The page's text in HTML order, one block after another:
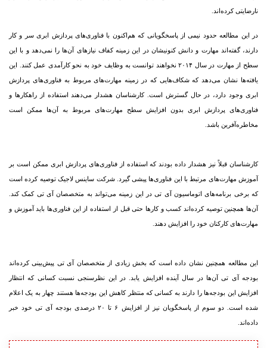
نارضایتی کرده‌‏اند.
در این مطالعه حدود نیمی از پاسخگویانی که هم‌‏اکنون با فناوری‏‌های پردازش ابری سر و کار
دارند، گفته‌‏اند مهارت و دانش کنونی‏شان در این زمینه کفاف نیازهای آن‌ها را نمی‌‏دهد و با این
سطح از مهارت در سال ۲۰۱۴ نخواهند توانست به وظایف خود به نحو کارآمدی عمل کنند. این
یافته‏‌ها نشان می‌‏دهد که شکاف‏‌هایی که در زمینه مهارت‏‌های مربوط به فناوری‏‌های پردازش
ابری وجود دارد، در حال گسترش است. کار‌شناسان هشدار می‌‏دهند استفاده از راهکار‌ها و
فناوری‏‌های پردازش ابری بدون افزایش سطح مهارت‏‌های مربوط به آن‌ها ممکن است
مخاطره‏‌آفرین باشد.
کار‌شناسان قبلاً نیز هشدار داده بودند که استفاده از فناوری‏‌های پردازش ابری ممکن است بر
آموزش مهارت‏‌های مرتبط با این فناوری‏‌ها پیشی گیرد. شرکت ساینس لاجیک توصیه کرده است
که برخی برنامه‌‏های اتوماسیون آی تی در این زمینه می‌‏تواند به متخصصان آی تی کمک کند.
آن‌ها همچنین توصیه کرده‏‌اند کسب و کار‌ها حتی قبل از استفاده از این فناوری‏‌ها باید آموزش و
مهارت‏‌های کارکنان خود را افزایش دهند.
این مطالعه همچنین نشان داده است که بخش زیادی از متخصصان آی تی پیش‌‏بینی کرده‏‌اند
بودجه آی تی آن‌ها در سال آینده افزایش یابد. در این نظرسنجی نسبت کسانی که انتظار
افزایش این بودجه‏‌ها را دارند به کسانی که منتظر کاهش این بودجه‏‌ها هستند چهار به یک اعلام
شده است. دو سوم از پاسخگویان نیز از افزایش ۶ تا ۲۰ درصدی بودجه آی تی خود خبر
داده‌‏اند.